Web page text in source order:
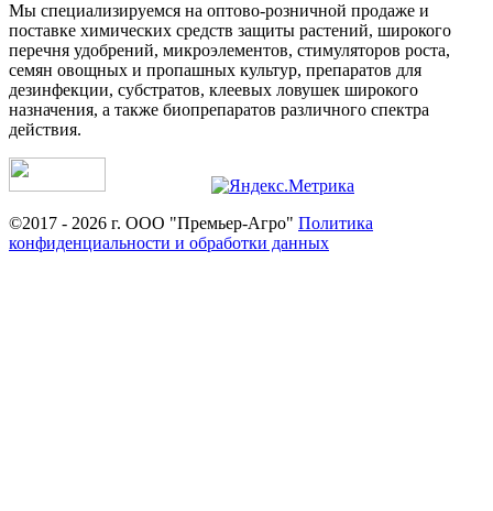
Мы специализируемся на оптово-розничной продаже и
поставке химических средств защиты растений, широкого
перечня удобрений, микроэлементов, стимуляторов роста,
семян овощных и пропашных культур, препаратов для
дезинфекции, субстратов, клеевых ловушек широкого
назначения, а также биопрепаратов различного спектра
действия.
©2017 - 2026 г. ООО "Премьер-Агро" Политика
конфиденциальности и обработки данных